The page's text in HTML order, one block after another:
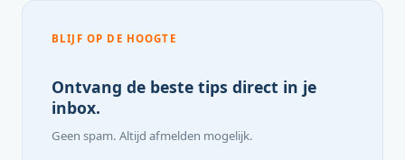
BLIJF OP DE HOOGTE
Ontvang de beste tips direct in je
inbox.
Geen spam. Altijd afmelden mogelijk.